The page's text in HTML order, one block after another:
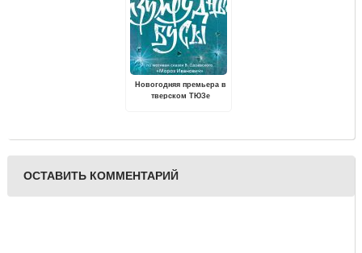
Новогодняя премьера в
тверском ТЮЗе
ОСТАВИТЬ КОММЕНТАРИЙ